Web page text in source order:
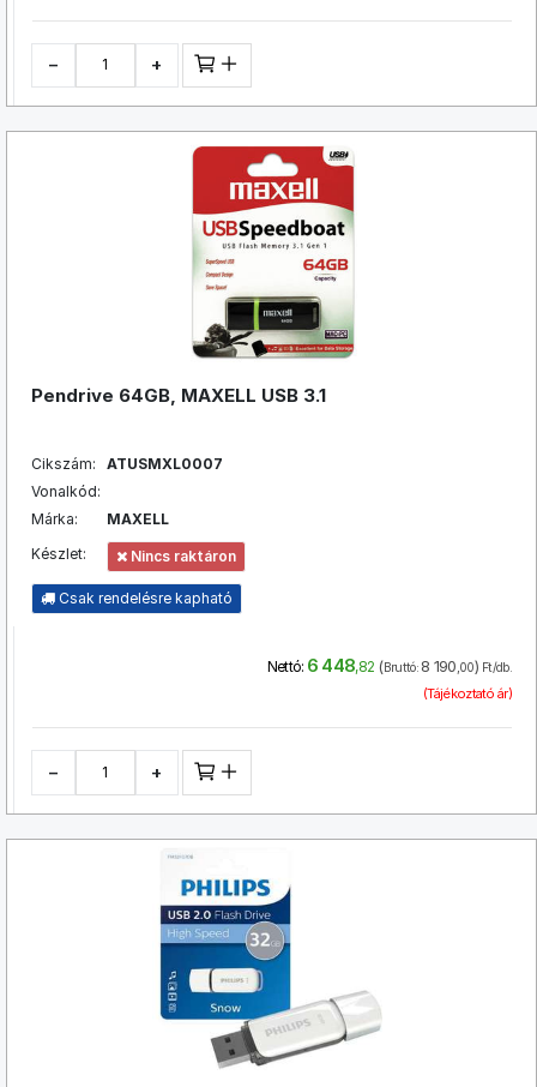
− +
Pendrive 64GB, MAXELL USB 3.1
Cikszám:
ATUSMXL0007
Vonalkód:
Márka:
MAXELL
Készlet:
Nincs raktáron
Csak rendelésre kapható
Nettó: 6 448,82 (Bruttó:8 190,00) Ft/db.
(Tájékoztató ár)
− +